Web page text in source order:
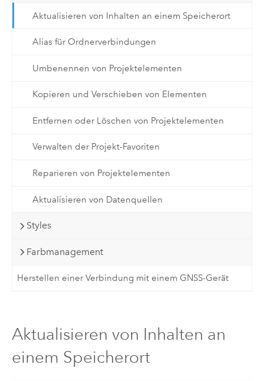
Aktualisieren von Inhalten an einem Speicherort
Alias für Ordnerverbindungen
Umbenennen von Projektelementen
Kopieren und Verschieben von Elementen
Entfernen oder Löschen von Projektelementen
Verwalten der Projekt-Favoriten
Reparieren von Projektelementen
Aktualisieren von Datenquellen
Styles
Farbmanagement
Herstellen einer Verbindung mit einem GNSS-Gerät
Aktualisieren von Inhalten an
einem Speicherort